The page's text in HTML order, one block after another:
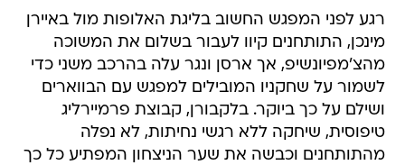
רגע לפני המפגש החשוב בליגת האלופות מול באיירן
מינכן, התותחנים קיוו לעבור בשלום את המשוכה
מהצ'מפיונשיפ, אך ארסן ונגר עלה בהרכב משני כדי
לשמור על שחקניו המובילים למפגש עם הבווארים
ושילם על כך ביוקר. בלקבורן, קבוצת פרמיירליג
טיפוסית, שיחקה ללא רגשי נחיתות, לא נפלה
מהתותחנים וכבשה את שער הניצחון המפתיע כל כך